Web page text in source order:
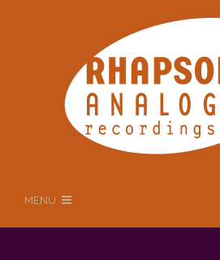
MENU